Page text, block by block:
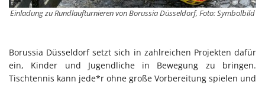
Einladung zu Rundlaufturnieren von Borussia Düsseldorf, Foto: Symbolbild
Borussia Düsseldorf setzt sich in zahlreichen Projekten dafür
ein, Kinder und Jugendliche in Bewegung zu bringen.
Tischtennis kann jede*r ohne große Vorbereitung spielen und